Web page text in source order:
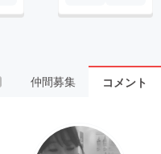
仲間募集 コメント